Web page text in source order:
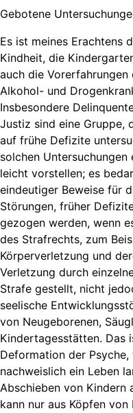
Gebotene
Es ist meines Erachtens
Kindheit, die
auch die
Alkohol- und
Insbesondere
Justiz sind eine Gruppe,
auf frühe Defizite
solchen
leicht vorstellen; es
eindeutiger Beweise für
Störungen, früher
gezogen werden, wenn
des Strafrechts, zum
Körperverletzung und
Verletzung durch
Strafe gestellt, nicht
seelische
von Neugeborenen,
Kindertagesstätten. Das
Deformation der
nachweislich ein Leben
Abschieben von Kindern
kann nur aus Köpfen